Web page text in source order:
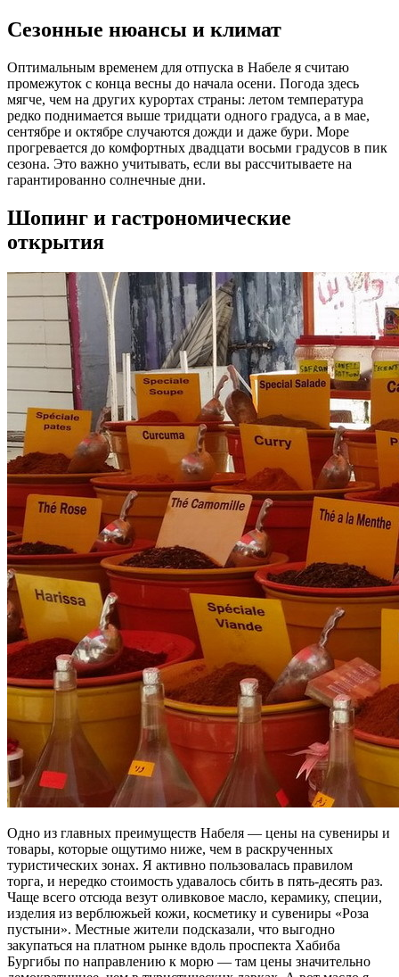
Сезонные нюансы и климат
Оптимальным временем для отпуска в Набеле я считаю
промежуток с конца весны до начала осени. Погода здесь
мягче, чем на других курортах страны: летом температура
редко поднимается выше тридцати одного градуса, а в мае,
сентябре и октябре случаются дожди и даже бури. Море
прогревается до комфортных двадцати восьми градусов в пик
сезона. Это важно учитывать, если вы рассчитываете на
гарантированно солнечные дни.
Шопинг и гастрономические
открытия
Одно из главных преимуществ Набеля — цены на сувениры и
товары, которые ощутимо ниже, чем в раскрученных
туристических зонах. Я активно пользовалась правилом
торга, и нередко стоимость удавалось сбить в пять-десять раз.
Чаще всего отсюда везут оливковое масло, керамику, специи,
изделия из верблюжьей кожи, косметику и сувениры «Роза
пустыни». Местные жители подсказали, что выгодно
закупаться на платном рынке вдоль проспекта Хабиба
Бургибы по направлению к морю — там цены значительно